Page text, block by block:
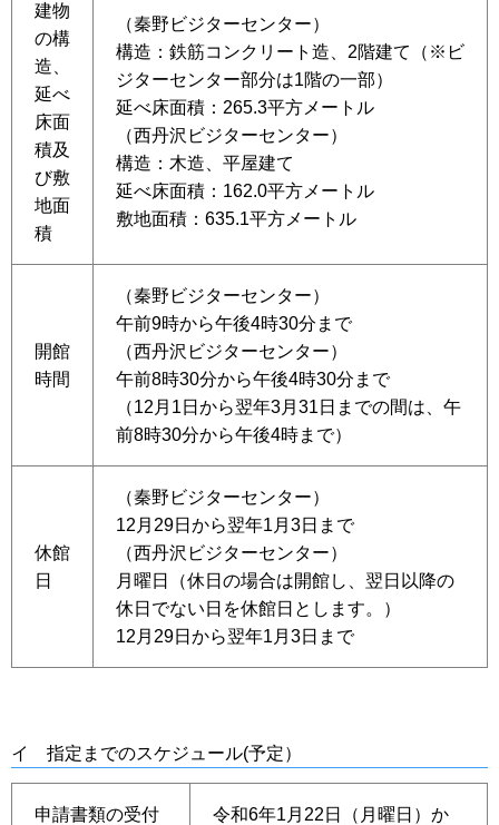
建物
の構
造、
延べ
床面
積及
び敷
地面
積
（秦野ビジターセンター）
構造：鉄筋コンクリート造、2階建て（※ビ
ジターセンター部分は1階の一部）
延べ床面積：265.3平方メートル
（西丹沢ビジターセンター）
構造：木造、平屋建て
延べ床面積：162.0平方メートル
敷地面積：635.1平方メートル
開館
時間
（秦野ビジターセンター）
午前9時から午後4時30分まで
（西丹沢ビジターセンター）
午前8時30分から午後4時30分まで
（12月1日から翌年3月31日までの間は、午
前8時30分から午後4時まで）
休館
日
（秦野ビジターセンター）
12月29日から翌年1月3日まで
（西丹沢ビジターセンター）
月曜日（休日の場合は開館し、翌日以降の
休日でない日を休館日とします。）
12月29日から翌年1月3日まで
イ 指定までのスケジュール(予定）
申請書類の受付
令和6年1月22日（月曜日）か